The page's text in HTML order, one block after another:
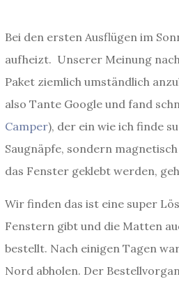
Bei den ersten Ausflügen im
aufheizt. Unserer Meinung
Paket ziemlich umständlich
also Tante Google und fand
Camper), der ein wie ich finde
Saugnäpfe, sondern
das Fenster geklebt werden,
Wir finden das ist eine super
Fenstern gibt und die Matten
bestellt. Nach einigen Tagen
Nord abholen. Der